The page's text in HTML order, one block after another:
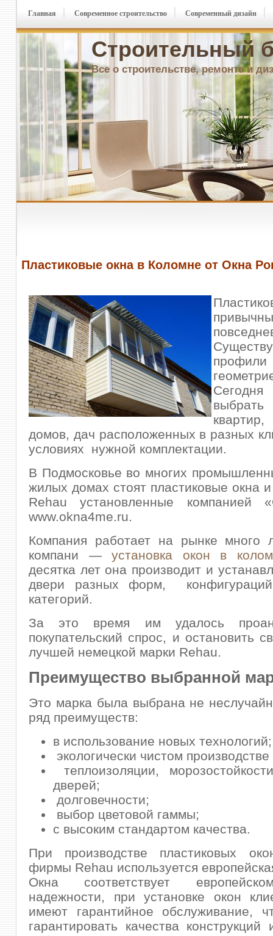
Строительный
Все о строительстве, ремонте и
Главная Современное строительство Современный дизайн
Пластиковые окна в Коломне от Окна
профили
домов, дач расположенных в разных
условиях нужной комплектации.
В Подмосковье во многих
жилых домах стоят пластиковые окна
Rehau установленные компанией
www.okna4me.ru.
Компания работает на рынке много
компани —установка окон в
десятка лет она производит и
двери разных форм,
категорий.
За это время им удалось
покупательский спрос, и остановить
лучшей немецкой марки Rehau.
Преимущество выбранной
Это марка была выбрана не
ряд преимуществ:
в использование новых технологий;
экологически чистом
теплоизоляции,
дверей;
долговечности;
выбор цветовой гаммы;
с высоким стандартом качества.
При производстве пластиковых
фирмы Rehau используется
Окна соответствует
надежности, при установке окон
имеют гарантийное обслуживание,
гарантировать качества